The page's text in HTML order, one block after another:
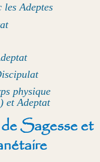
les Adeptes
physique
et Adeptat
Sagesse et